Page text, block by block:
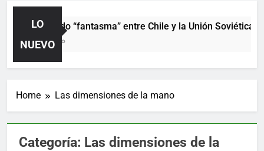
LO
NUEVO
El partido “fantasma” entre Chile y la Unión Soviética.
2 Días Ago
Home Las dimensiones de la mano
Categoría: Las dimensiones de la